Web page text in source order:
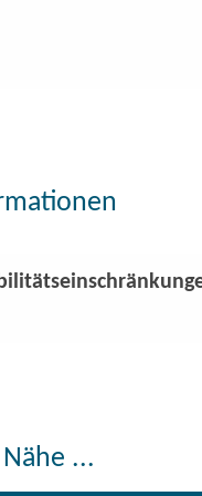
begehbarer Bodenbelag
vorhanden
...